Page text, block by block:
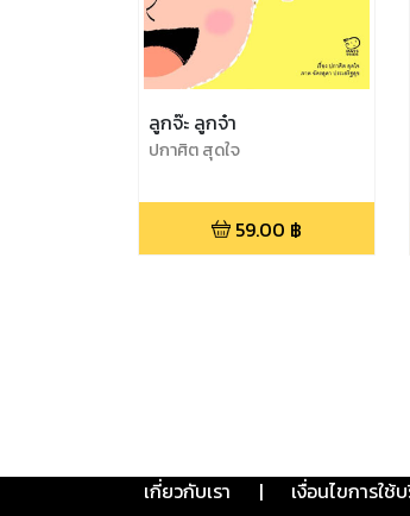
ลูกจ๊ะ ลูกจ๋า
ปกาศิต สุดใจ
59.00 ฿
เกี่ยวกับเรา | เงื่อนไขการใช้